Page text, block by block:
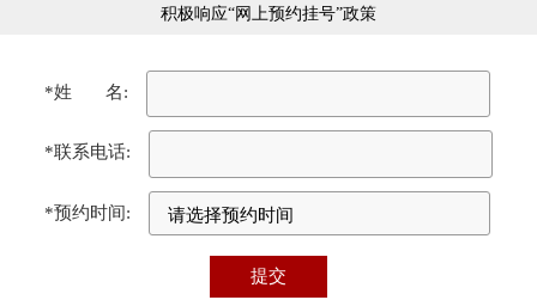
积极响应“网上预约挂号”政策
*姓 名:
*联系电话:
*预约时间: